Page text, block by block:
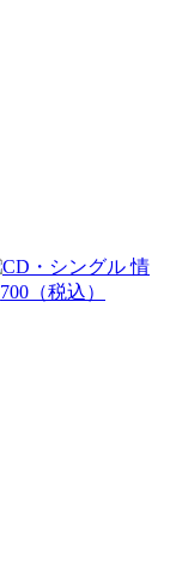
情
（税込）